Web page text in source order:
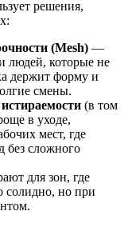
решения,
(Mesh) —
людей, которые не
держит форму и
смены.
(в том
в уходе,
мест, где
без сложного
для зон, где
солидно, но при